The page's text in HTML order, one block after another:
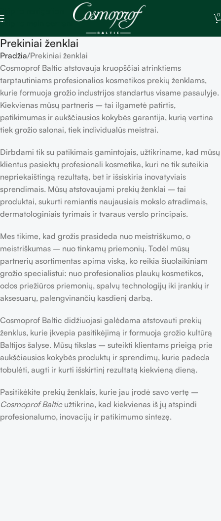
Skip to main content
0
Prekiniai ženklai
Pradžia Prekiniai ženklai
Cosmoprof Baltic atstovauja kruopščiai atrinktiems
tarptautiniams profesionalios kosmetikos prekių ženklams,
kurie formuoja grožio industrijos standartus visame pasaulyje.
Kiekvienas mūsų partneris – tai ilgametė patirtis,
patikimumas ir aukščiausios kokybės garantija, kurią vertina
tiek grožio salonai, tiek individualūs meistrai.
Dirbdami tik su patikimais gamintojais, užtikriname, kad mūsų
klientus pasiektų profesionali kosmetika, kuri ne tik suteikia
nepriekaištingą rezultatą, bet ir išsiskiria inovatyviais
sprendimais. Mūsų atstovaujami prekių ženklai – tai
produktai, sukurti remiantis naujausiais mokslo atradimais,
dermatologiniais tyrimais ir tvaraus verslo principais.
Mes tikime, kad grožis prasideda nuo meistriškumo, o
meistriškumas – nuo tinkamų priemonių. Todėl mūsų
partnerių asortimentas apima viską, ko reikia šiuolaikiniam
grožio specialistui: nuo profesionalios plaukų kosmetikos,
odos priežiūros priemonių, spalvų technologijų iki įrankių ir
aksesuarų, palengvinančių kasdienį darbą.
Cosmoprof Baltic didžiuojasi galėdama atstovauti prekių
ženklus, kurie įkvepia pasitikėjimą ir formuoja grožio kultūrą
Baltijos šalyse. Mūsų tikslas – suteikti klientams prieigą prie
aukščiausios kokybės produktų ir sprendimų, kurie padeda
tobulėti, augti ir kurti išskirtinį rezultatą kiekvieną dieną.
Pasitikėkite prekių ženklais, kurie jau įrodė savo vertę –
Cosmoprof Balticužtikrina, kad kiekvienas iš jų atspindi
profesionalumo, inovacijų ir patikimumo sintezę.